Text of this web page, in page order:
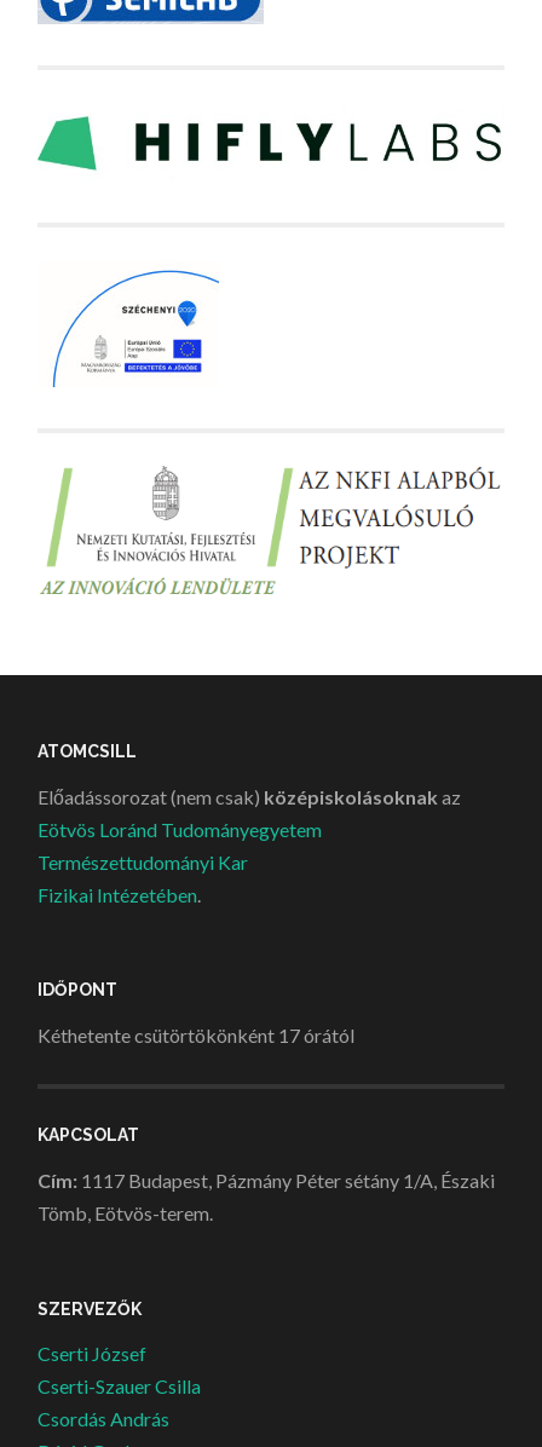
ATOMCSILL
Előadássorozat (nem csak) középiskolásoknak az
Eötvös Loránd Tudományegyetem
Természettudományi Kar
Fizikai Intézetében
IDŐPONT
Kéthetente csütörtökönként 17 órától
KAPCSOLAT
Cím: 1117 Budapest, Pázmány Péter sétány 1/A, Északi
Tömb, Eötvös-terem.
SZERVEZŐK
Cserti József
Cserti-Szauer Csilla
Csordás András